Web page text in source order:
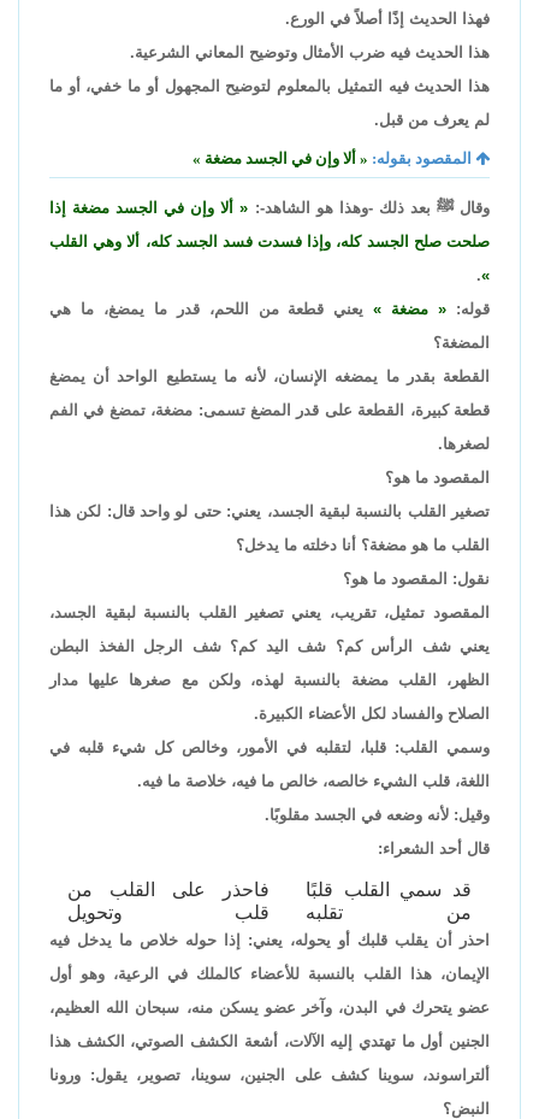
فهذا الحديث إذًا أصلاً في الورع.
هذا الحديث فيه ضرب الأمثال وتوضيح المعاني الشرعية.
هذا الحديث فيه التمثيل بالمعلوم لتوضيح المجهول أو ما خفي، أو ما
لم يعرف من قبل.
المقصود بقوله: ألا وإن في الجسد مضغة
وقال ﷺ بعد ذلك -وهذا هو الشاهد-:
ألا وإن في الجسد مضغة إذا
صلحت صلح الجسد كله، وإذا فسدت فسد الجسد كله، ألا وهي القلب
.
قوله:
مضغة
يعني قطعة من اللحم، قدر ما يمضغ، ما هي
المضغة؟
القطعة بقدر ما يمضغه الإنسان، لأنه ما يستطيع الواحد أن يمضغ
قطعة كبيرة، القطعة على قدر المضغ تسمى: مضغة، تمضغ في الفم
لصغرها.
المقصود ما هو؟
تصغير القلب بالنسبة لبقية الجسد، يعني: حتى لو واحد قال: لكن هذا
القلب ما هو مضغة؟ أنا دخلته ما يدخل؟
نقول: المقصود ما هو؟
المقصود تمثيل، تقريب، يعني تصغير القلب بالنسبة لبقية الجسد،
يعني شف الرأس كم؟ شف اليد كم؟ شف الرجل الفخذ البطن
الظهر، القلب مضغة بالنسبة لهذه، ولكن مع صغرها عليها مدار
الصلاح والفساد لكل الأعضاء الكبيرة.
وسمي القلب: قلبا، لتقلبه في الأمور، وخالص كل شيء قلبه في
اللغة، قلب الشيء خالصه، خالص ما فيه، خلاصة ما فيه.
وقيل: لأنه وضعه في الجسد مقلوبًا.
قال أحد الشعراء:
قد سمي القلب قلبًا
من تقلبه
فاحذر على القلب من
قلب وتحويل
احذر أن يقلب قلبك أو يحوله، يعني: إذا حوله خلاص ما يدخل فيه
الإيمان، هذا القلب بالنسبة للأعضاء كالملك في الرعية، وهو أول
عضو يتحرك في البدن، وآخر عضو يسكن منه، سبحان الله العظيم،
الجنين أول ما تهتدي إليه الآلات، أشعة الكشف الصوتي، الكشف هذا
ألتراسوند، سوينا كشف على الجنين، سوينا، تصوير، يقول: ورونا
النبض؟